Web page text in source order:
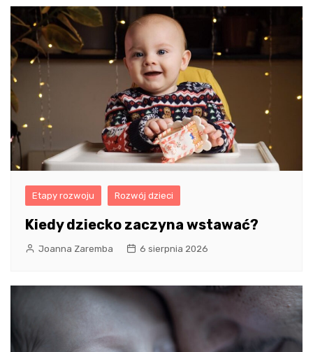
Etapy rozwoju Rozwój dzieci
Kiedy dziecko zaczyna wstawać?
Joanna Zaremba 6 sierpnia 2026